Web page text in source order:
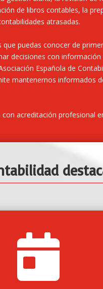
de libros contables, la
atrasadas.
puedas conocer de
decisiones con información
Española de
mantenernos informados
acreditación profesional

de todos los asientos
a su actividad del día a día, así
apertura y cierre del ejercicio